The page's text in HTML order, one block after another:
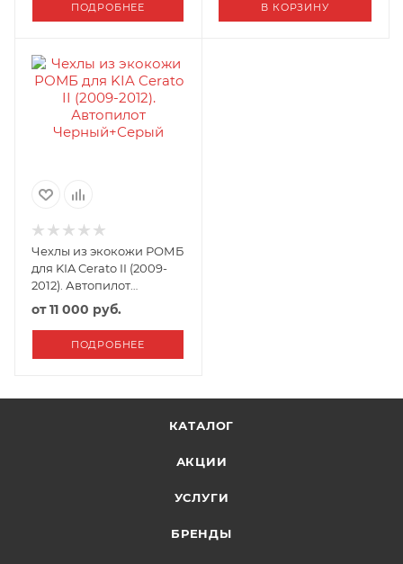
ПОДРОБНЕЕ В КОРЗИНУ
Чехлы из экокожи РОМБ
для KIA Cerato II (2009-
2012). Автопилот
Черный+Серый
от11 000 руб.
ПОДРОБНЕЕ
КАТАЛОГ
АКЦИИ
УСЛУГИ
БРЕНДЫ